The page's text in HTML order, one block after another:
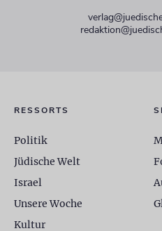
RESSORTS
Politik
Jüdische Welt
Israel
Unsere Woche
Kultur